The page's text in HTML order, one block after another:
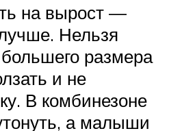
на вырост —
Нельзя
размера
и не
В комбинезоне
а малыши